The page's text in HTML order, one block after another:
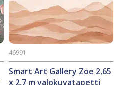
Smart Art Gallery Zoe 2,65
x 2,7 m valokuvatapetti
46991